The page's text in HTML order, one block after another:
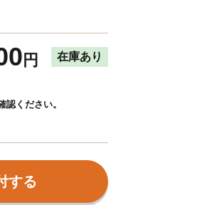
円 在庫あり
認ください。
する